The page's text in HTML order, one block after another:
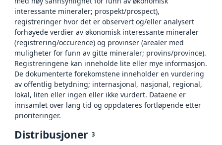
interessante mineraler; prospekt/prospect),
registreringer hvor det er observert og/eller analysert
forhøyede verdier av økonomisk interessante mineraler
(registrering/occurence) og provinser (arealer med
muligheter for funn av gitte mineraler; provins/province).
Registreringene kan inneholde lite eller mye informasjon.
De dokumenterte forekomstene inneholder en vurdering
av offentlig betydning; internasjonal, nasjonal, regional,
lokal, liten eller ingen eller ikke vurdert. Dataene er
innsamlet over lang tid og oppdateres fortløpende etter
prioriteringer.
Distribusjoner 3